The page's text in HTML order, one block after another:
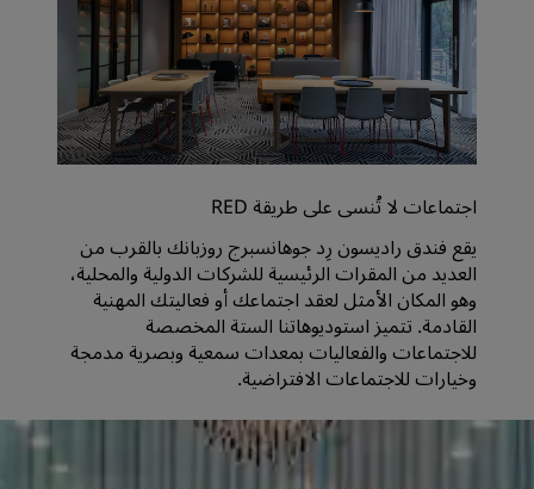
اجتماعات لا تُنسى على طريقة RED
يقع فندق راديسون رِد جوهانسبرج روزبانك بالقرب من
العديد من المقرات الرئيسية للشركات الدولية والمحلية،
وهو المكان الأمثل لعقد اجتماعك أو فعاليتك المهنية
القادمة. تتميز استوديوهاتنا الستة المخصصة
للاجتماعات والفعاليات بمعدات سمعية وبصرية مدمجة
وخيارات للاجتماعات الافتراضية.